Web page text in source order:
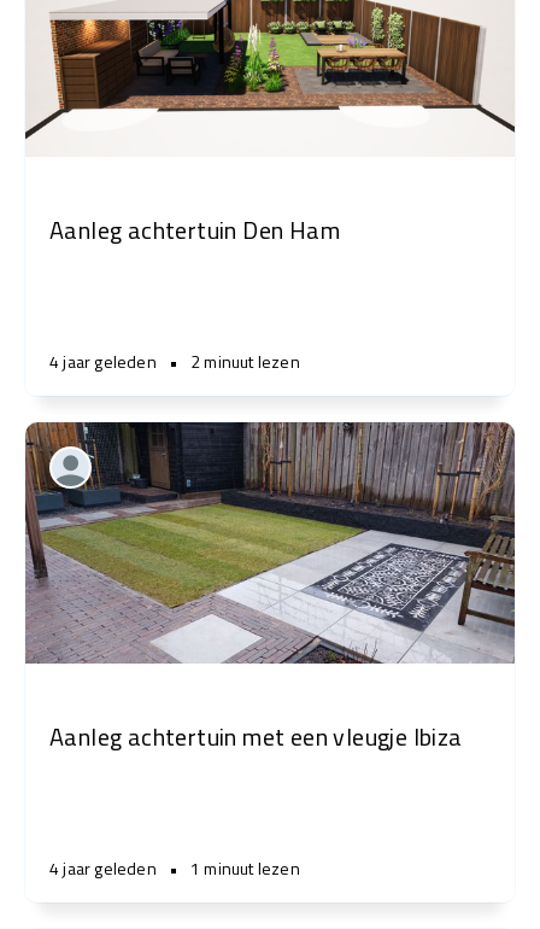
Aanleg achtertuin Den Ham
4 jaar geleden • 2 minuut lezen
Aanleg achtertuin met een vleugje Ibiza
4 jaar geleden • 1 minuut lezen